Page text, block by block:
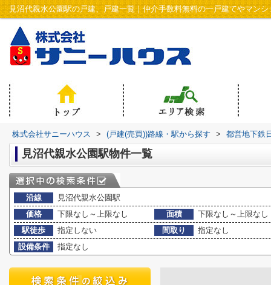
見沼代親水公園駅の戸建、戸建一覧｜仲介手数料無料の一戸建てやマン
株式会社サニーハウス > (戸建(売買))路線・駅から探す > 都営地下鉄
見沼代親水公園駅物件一覧
沿線
見沼代親水公園駅
価格
下限なし～上限なし 面積
下限なし～上限なし
駅徒歩
指定しない 間取り
指定なし
設備条件
指定なし